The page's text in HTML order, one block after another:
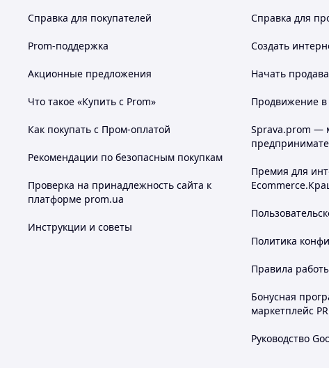
Справка для покупателей
Prom-поддержка
Акционные предложения
Что такое «Купить с Prom»
Как покупать с Пром-оплатой
Рекомендации по безопасным покупкам
Проверка на принадлежность сайта к
платформе prom.ua
Инструкции и советы
Справка для
Создать
Начать
Продвижение в
Sprava.prom —
Премия для
Политика
Правила
Бонусная
маркетплейс
Руководство